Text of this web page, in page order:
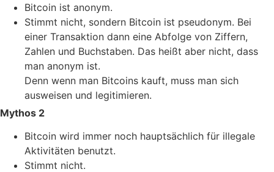
Bitcoin ist anonym.
Stimmt nicht, sondern Bitcoin ist pseudonym. Bei
einer Transaktion dann eine Abfolge von Ziffern,
Zahlen und Buchstaben. Das heißt aber nicht, dass
man anonym ist.
Denn wenn man Bitcoins kauft, muss man sich
ausweisen und legitimieren.
Mythos 2
Bitcoin wird immer noch hauptsächlich für illegale
Aktivitäten benutzt.
Stimmt nicht.